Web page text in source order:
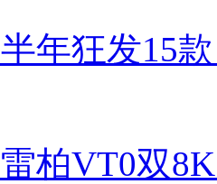
半年狂发15
雷柏VT0双